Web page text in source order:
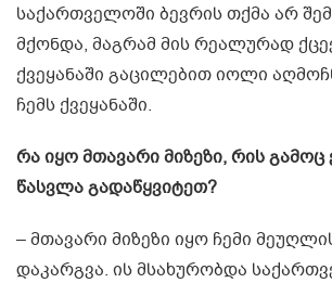
საქართველოში ბევრის თქმა არ
მქონდა, მაგრამ მის რეალურად
ქვეყანაში გაცილებით იოლი
ჩემს ქვეყანაში.
რა იყო მთავარი მიზეზი, რის გამოც
წასვლა გადაწყვიტეთ?
– მთავარი მიზეზი იყო ჩემი
დაკარგვა. ის მსახურობდა